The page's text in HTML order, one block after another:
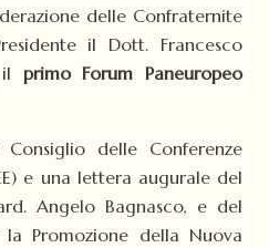
delle Confraternite
il Dott. Francesco
primo Forum Paneuropeo
delle Conferenze
e una lettera augurale del
Angelo Bagnasco, e del
Promozione della Nuova